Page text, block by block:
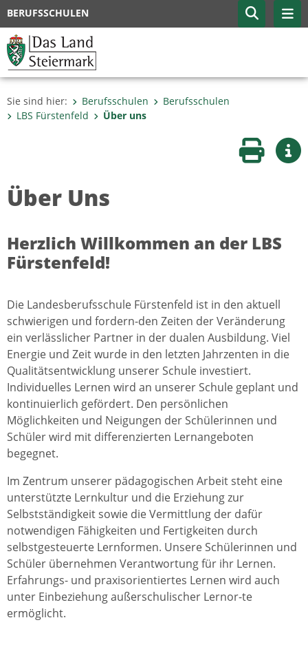
BERUFSSCHULEN
Sie sind hier: Berufsschulen
Berufsschulen
LBS Fürstenfeld
Über uns
Seite
Über Uns
Herzlich Willkommen an der LBS
Fürstenfeld!
Die Landesberufsschule Fürstenfeld ist in den aktuell
schwierigen und fordern-den Zeiten der Veränderung
ein verlässlicher Partner in der dualen Ausbildung. Viel
Energie und Zeit wurde in den letzten Jahrzenten in die
Qualitätsentwicklung unserer Schule investiert.
Individuelles Lernen wird an unserer Schule geplant und
kontinuierlich gefördert. Den persönlichen
Möglichkeiten und Neigungen der Schülerinnen und
Schüler wird mit differenzierten Lernangeboten
begegnet.
Im Zentrum unserer pädagogischen Arbeit steht eine
unterstützte Lernkultur und die Erziehung zur
Selbstständigkeit sowie die Vermittlung der dafür
notwendigen Fähigkeiten und Fertigkeiten durch
selbstgesteuerte Lernformen. Unsere Schülerinnen und
Schüler übernehmen Verantwortung für ihr Lernen.
Erfahrungs- und praxisorientiertes Lernen wird auch
unter Einbeziehung außerschulischer Lernor-te
ermöglicht.